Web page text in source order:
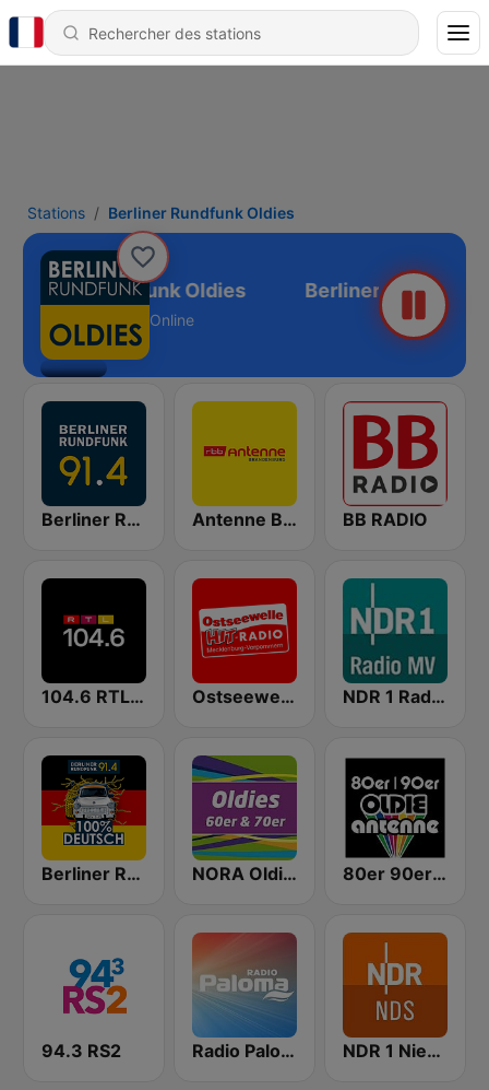
Stations Berliner Rundfunk Oldies
Berliner Rundfunk Oldies
Online
Berliner Rundfunk 91.4 Antenne Brandenburg BB RADIO
104.6 RTL Berlins Hitradio Ostseewelle Hit-Radio 105.6 NDR 1 Radio MV
Berliner Rundfunk 100% Deutsch NORA Oldies 80er 90er OLDIE ANTENNE
94.3 RS2 Radio Paloma NDR 1 Niedersachsen